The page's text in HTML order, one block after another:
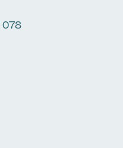
078